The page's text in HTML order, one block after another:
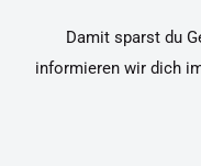
Damit sparst du
informieren wir dich